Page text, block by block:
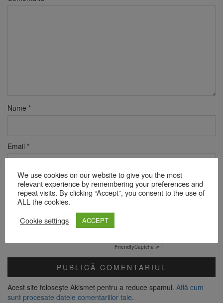
Nume *
Email *
Site web
Verificare anti-robot
FriendlyCaptcha ⇗
Acest site folosește Akismet pentru a reduce spamul. Află cum
sunt procesate datele comentariilor tale.
We use cookies on our website to give you the most
relevant experience by remembering your preferences and
repeat visits. By clicking “Accept”, you consent to the use of
ALL the cookies.
Cookie settings
ACCEPT